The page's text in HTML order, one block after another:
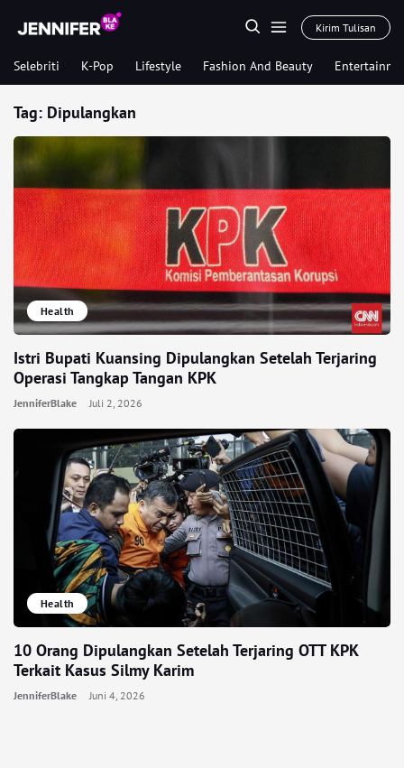
Kirim Tulisan
Selebriti K-Pop Lifestyle Fashion And Beauty
Tag: Dipulangkan
Health
Istri Bupati Kuansing Dipulangkan Setelah Terjaring
Operasi Tangkap Tangan KPK
JenniferBlake Juli 2, 2026
Health
10 Orang Dipulangkan Setelah Terjaring OTT KPK
Terkait Kasus Silmy Karim
JenniferBlake Juni 4, 2026